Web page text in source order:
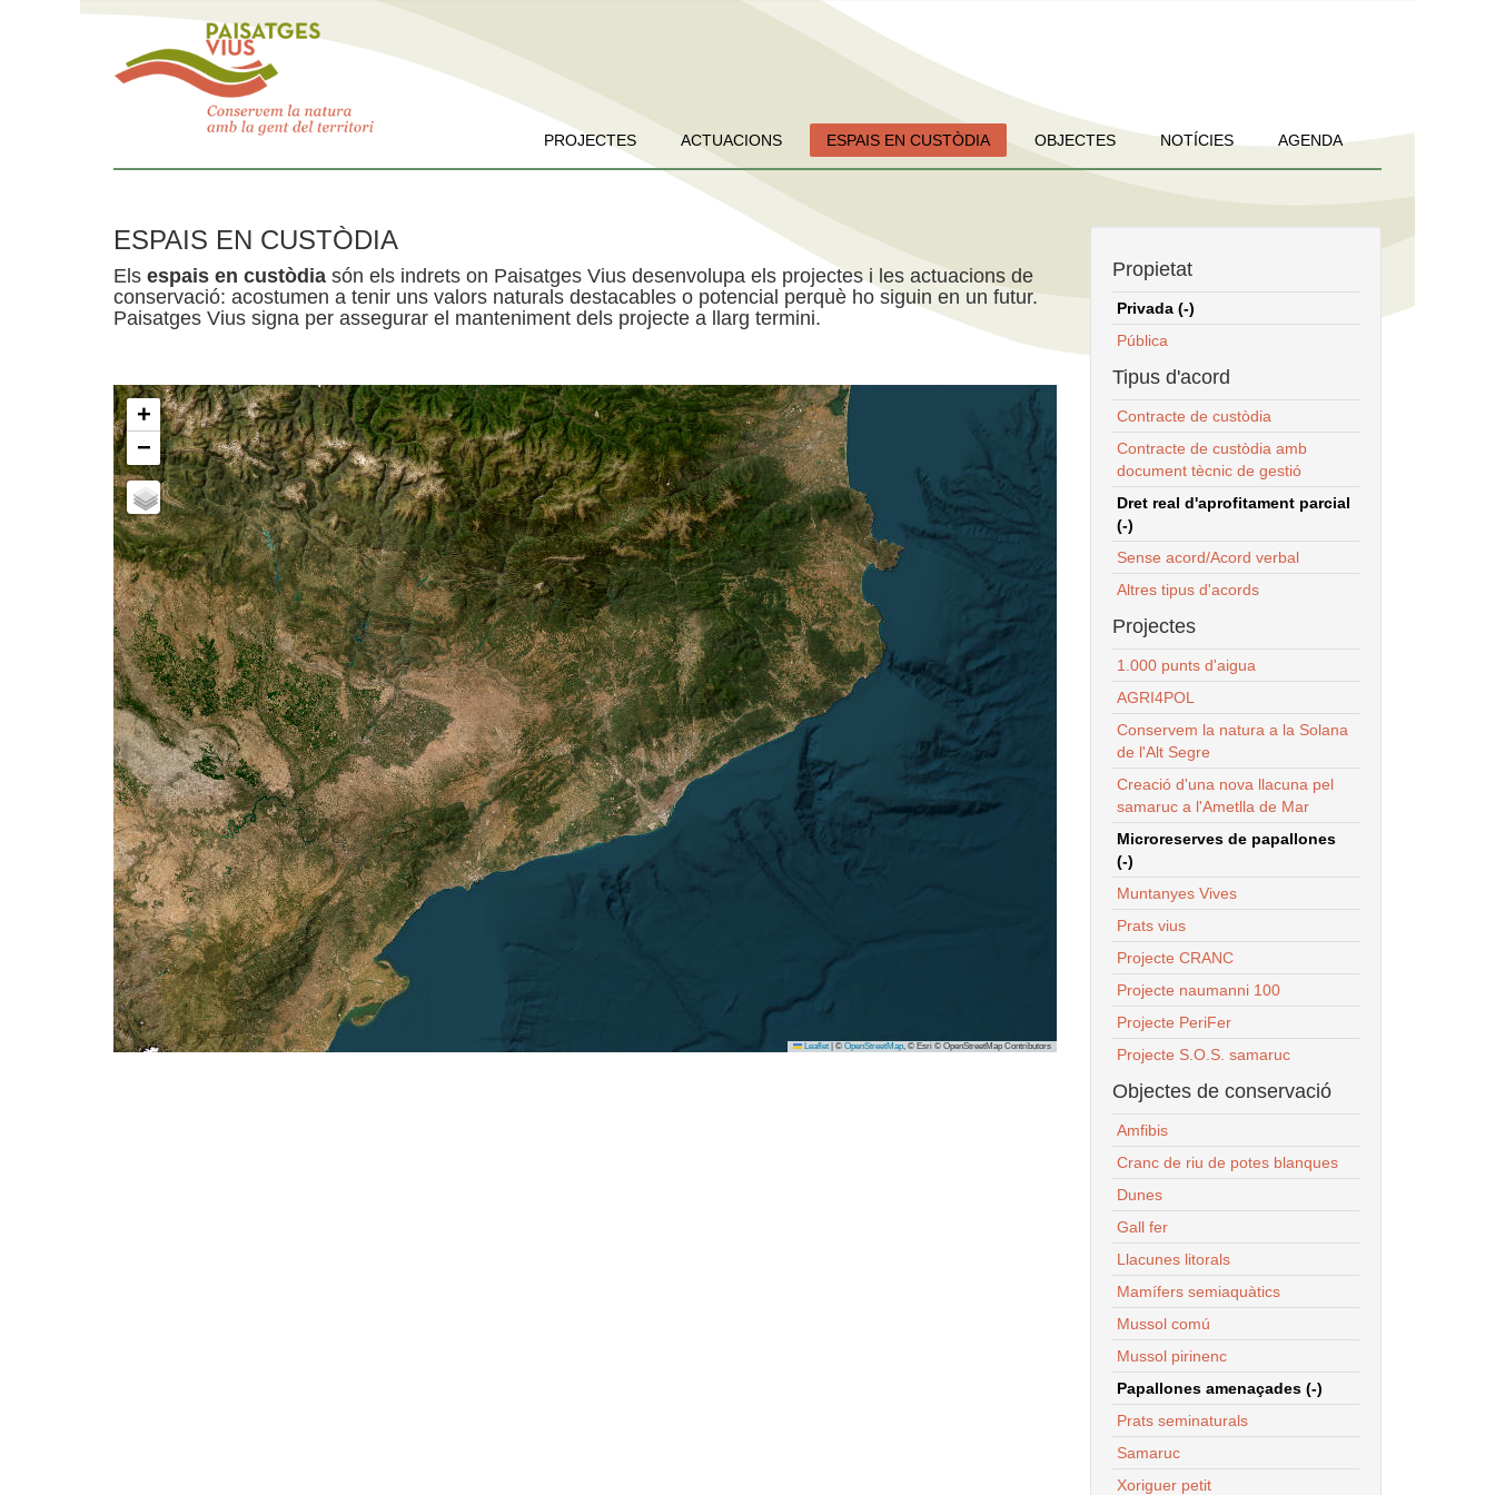
PROJECTES ACTUACIONS ESPAIS EN CUSTÒDIA OBJECTES NOTÍCIES AGENDA
ESPAIS EN CUSTÒDIA
Els espais en custòdia són els indrets on Paisatges Vius desenvolupa els projectes i les actuacions de
conservació: acostumen a tenir uns valors naturals destacables o potencial perquè ho siguin en un futur.
Paisatges Vius signa per assegurar el manteniment dels projecte a llarg termini.
+
−
Leaflet © OpenStreetMap, © Esri © OpenStreetMap Contributors
Propietat
Privada (-)
Pública
Tipus d'acord
Contracte de custòdia
Contracte de custòdia amb
document tècnic de gestió
Dret real d'aprofitament parcial
(-)
Sense acord/Acord verbal
Altres tipus d'acords
Projectes
1.000 punts d'aigua
AGRI4POL
Conservem la natura a la Solana
de l'Alt Segre
Creació d'una nova llacuna pel
samaruc a l'Ametlla de Mar
Microreserves de papallones
(-)
Muntanyes Vives
Prats vius
Projecte CRANC
Projecte naumanni 100
Projecte PeriFer
Projecte S.O.S. samaruc
Objectes de conservació
Amfibis
Cranc de riu de potes blanques
Dunes
Gall fer
Llacunes litorals
Mamífers semiaquàtics
Mussol comú
Mussol pirinenc
Papallones amenaçades (-)
Prats seminaturals
Samaruc
Xoriguer petit